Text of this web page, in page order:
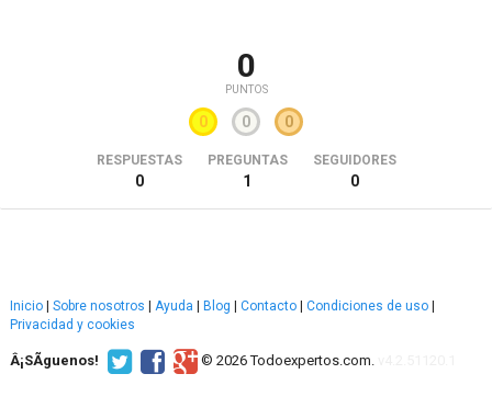
0
PUNTOS
0 0 0
RESPUESTAS
0
PREGUNTAS
1
SEGUIDORES
0
Inicio Sobre nosotros Ayuda Blog Contacto Condiciones de uso
Privacidad y cookies
Â¡SÃ­guenos! © 2026 Todoexpertos.com.